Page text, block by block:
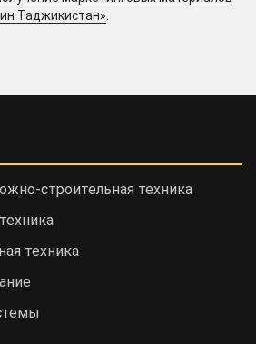
Таджикистан».
cтроительная техника
техника